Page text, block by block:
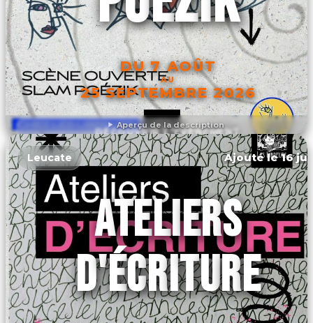
Aperçu de la description
DU 7 AOÛT
AU
25 SEPTEMBRE 2026
DÉCOUVRIR L'ÉVÉNEMENT
Leucate Ajouté le 16
ATELIERS
D'ÉCRITURE